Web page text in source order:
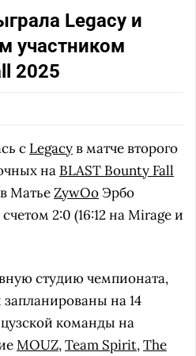
Legacy и
участником
2025
с Legacyв матче второго
на BLAST Bounty Fall
МатьеZywOoЭрбо
2:0 (16:12 на Mirage и
студию чемпионата,
на 14
команды на
MOUZ,Team Spirit,The